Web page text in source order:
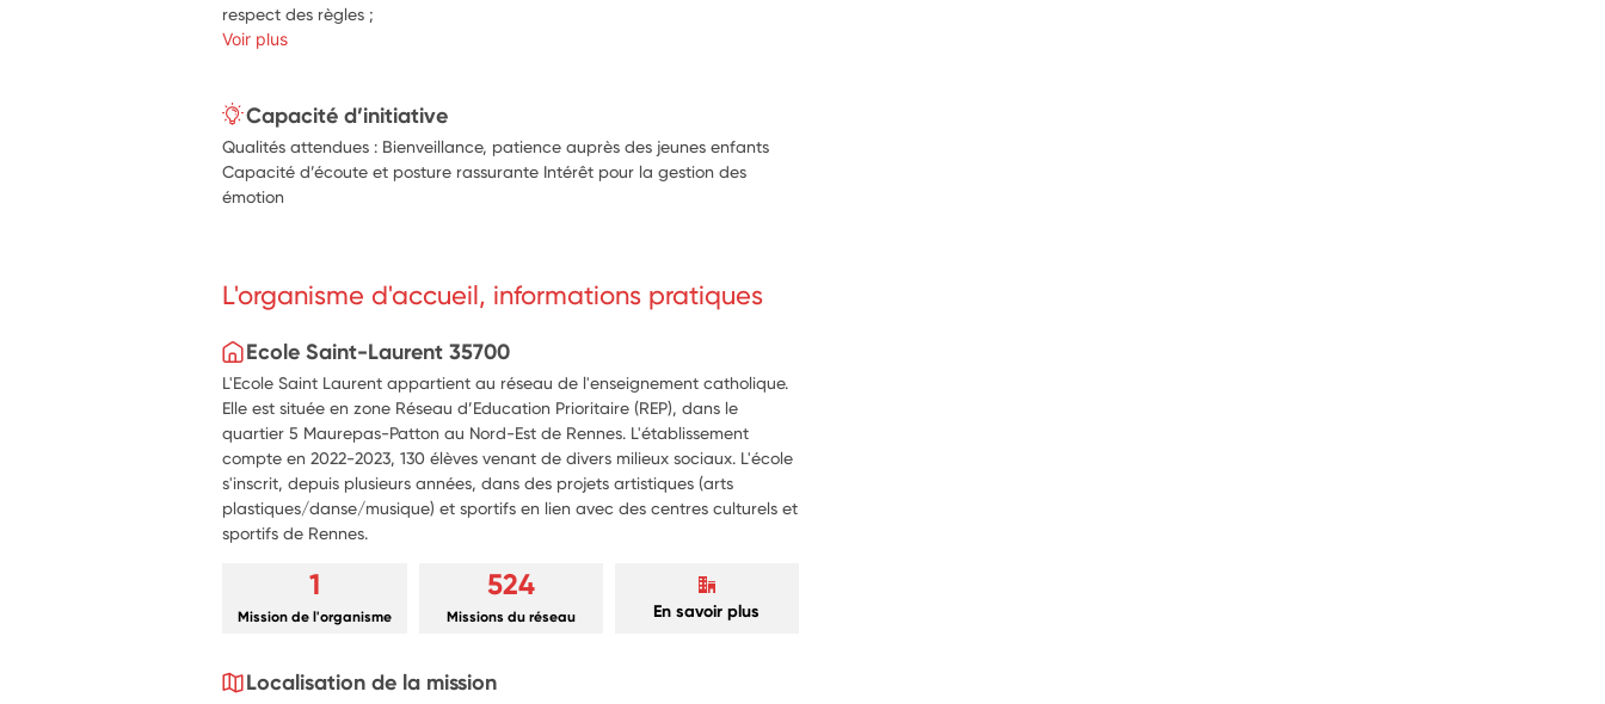
respect des règles ;
Voir plus
Capacité d’initiative
Qualités attendues : Bienveillance, patience auprès des jeunes enfants
Capacité d’écoute et posture rassurante Intérêt pour la gestion des
émotion
L'organisme d'accueil, informations pratiques
Ecole Saint-Laurent 35700
L'Ecole Saint Laurent appartient au réseau de l'enseignement catholique.
Elle est située en zone Réseau d’Education Prioritaire (REP), dans le
quartier 5 Maurepas-Patton au Nord-Est de Rennes. L'établissement
compte en 2022-2023, 130 élèves venant de divers milieux sociaux. L'école
s'inscrit, depuis plusieurs années, dans des projets artistiques (arts
plastiques/danse/musique) et sportifs en lien avec des centres culturels et
sportifs de Rennes.
1
Mission de l'organisme
524
Missions du réseau En savoir plus
Localisation de la mission